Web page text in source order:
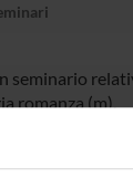
seminario
romanza (m).